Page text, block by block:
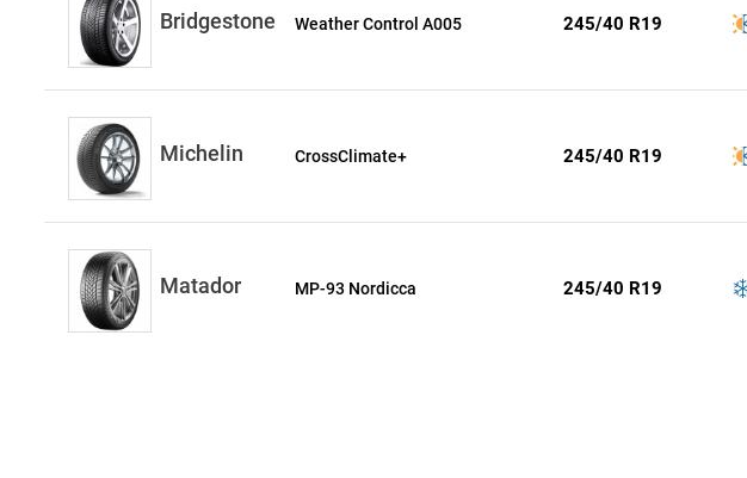
Bridgestone Weather Control A005 245/40 R19
Michelin CrossClimate+ 245/40 R19
Matador MP-93 Nordicca 245/40 R19